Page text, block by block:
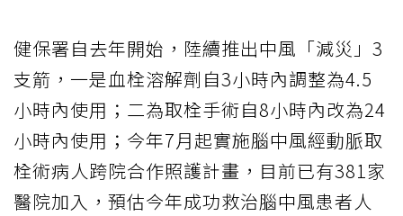
健保署自去年開始，陸續推出中風「減災」3
支箭，一是血栓溶解劑自3小時內調整為4.5
小時內使用；二為取栓手術自8小時內改為24
小時內使用；今年7月起實施腦中風經動脈取
栓術病人跨院合作照護計畫，目前已有381家
醫院加入，預估今年成功救治腦中風患者人